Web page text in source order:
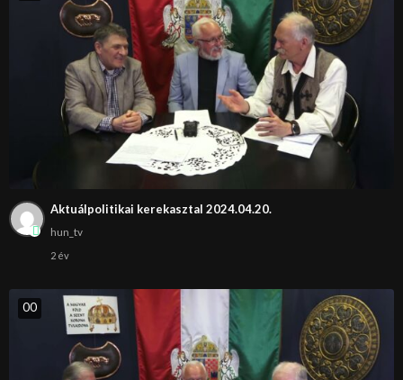
Aktuálpolitikai kerekasztal 2024.04.20.
hun_tv
2 év
00